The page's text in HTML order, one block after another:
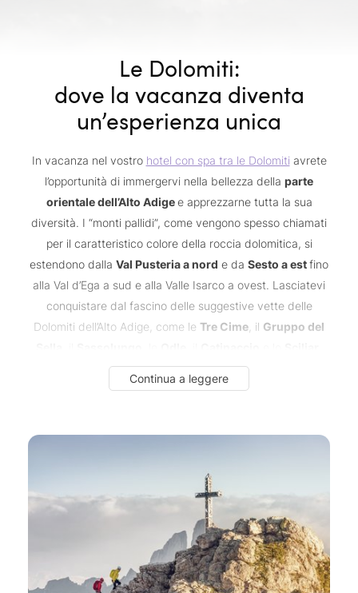
Le Dolomiti:
dove la vacanza diventa
un’esperienza unica
In vacanza nel vostro hotel con spa tra le Dolomiti avrete
l’opportunità di immergervi nella bellezza della parte
orientale dell’Alto Adigee apprezzarne tutta la sua
diversità. I “monti pallidi”, come vengono spesso chiamati
per il caratteristico colore della roccia dolomitica, si
estendono dalla Val Pusteria a nord e da Sesto a estfino
alla Val d’Ega a sud e alla Valle Isarco a ovest. Lasciatevi
conquistare dal fascino delle suggestive vette delle
Dolomiti dell’Alto Adige, come le Tre Cime , il Gruppo del
Una catena montuosa leggendaria, dichiarata
Mondiale UNESCOnel 2009, non solo per la sua bellezza
Continua a leggere